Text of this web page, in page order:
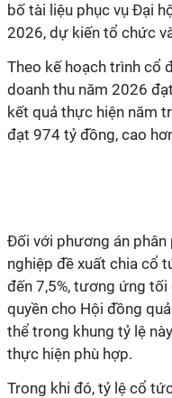
bố tài liệu phục vụ Đại
2026, dự kiến tổ chức
Theo kế hoạch trình cổ
doanh thu năm 2026
kết quả thực hiện năm
đạt 974 tỷ đồng, cao
Đối với phương án phân
nghiệp đề xuất chia cổ
đến 7,5%, tương ứng
quyền cho Hội đồng
thể trong khung tỷ lệ
thực hiện phù hợp.
Trong khi đó, tỷ lệ cổ